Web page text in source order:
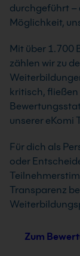
durchgeführt –
Möglichkeit,
Mit über 1.700
zählen wir zu
kritisch,
unserer eKomi
Für dich als
oder
Transparenz
Zum